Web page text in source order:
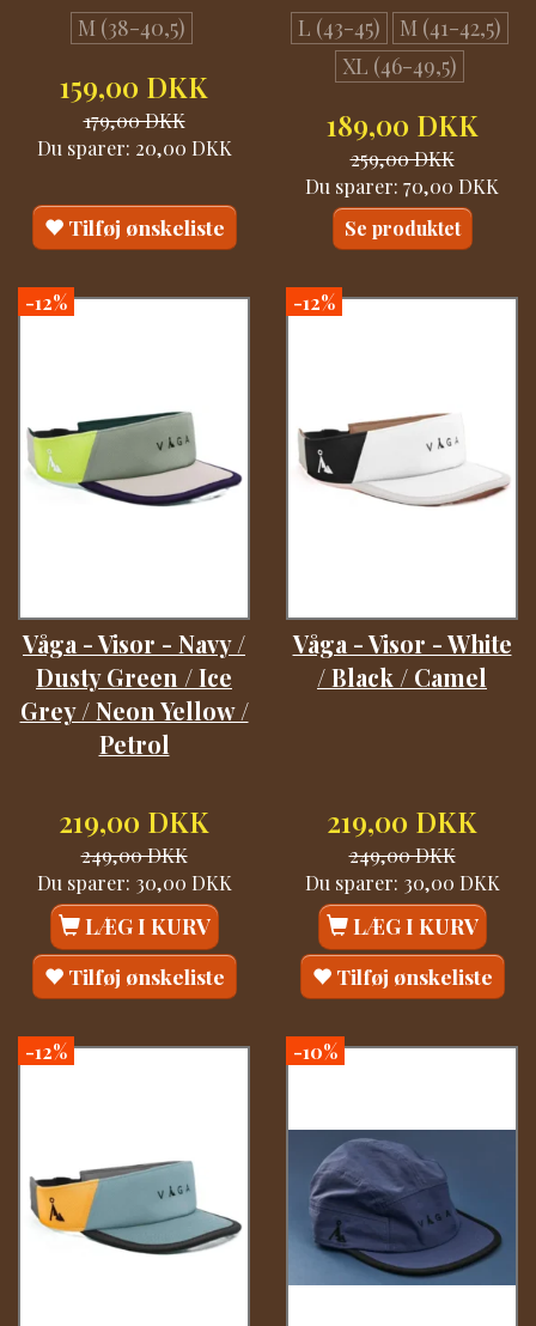
M (38-40,5)
159,00 DKK
179,00 DKK
Du sparer: 20,00 DKK
Tilføj ønskeliste
L (43-45)
M (41-42,5)
XL (46-49,5)
189,00 DKK
259,00 DKK
Du sparer: 70,00 DKK
Se produktet
-12%
Våga - Visor - Navy /
Dusty Green / Ice
Grey / Neon Yellow /
Petrol
219,00 DKK
249,00 DKK
Du sparer: 30,00 DKK
LÆG I KURV
Tilføj ønskeliste
-12%
Våga - Visor - White
/ Black / Camel
219,00 DKK
249,00 DKK
Du sparer: 30,00 DKK
LÆG I KURV
Tilføj ønskeliste
-12% -10%